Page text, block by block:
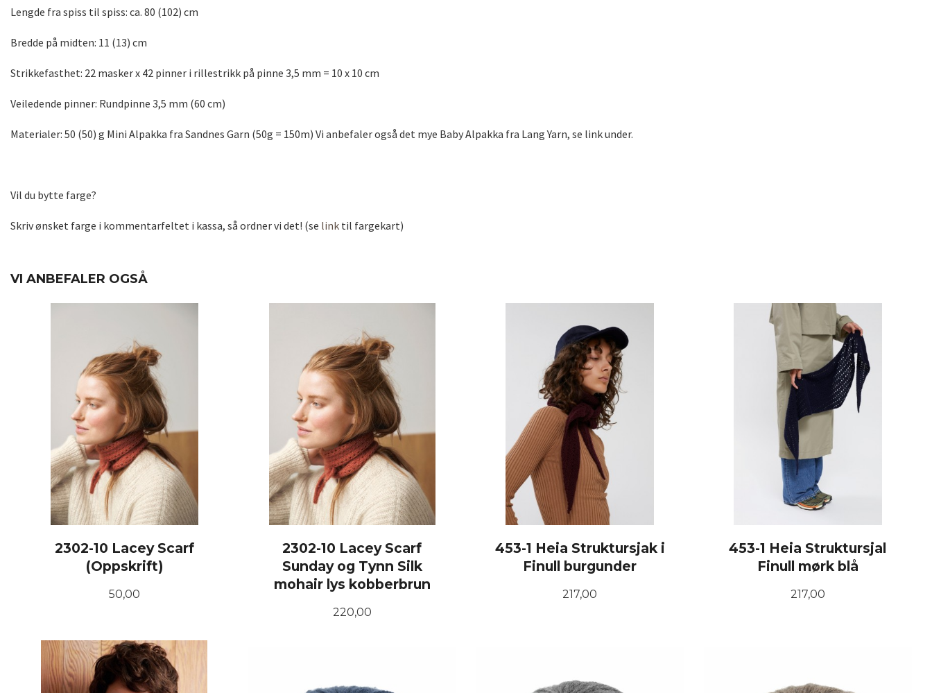
Lengde fra spiss til spiss: ca. 80 (102) cm
Bredde på midten: 11 (13) cm
Strikkefasthet: 22 masker x 42 pinner i rillestrikk på pinne 3,5 mm = 10 x 10 cm
Veiledende pinner: Rundpinne 3,5 mm (60 cm)
Materialer: 50 (50) g Mini Alpakka fra Sandnes Garn (50g = 150m) Vi anbefaler også det mye Baby Alpakka fra Lang Yarn, se link under.
Vil du bytte farge?
Skriv ønsket farge i kommentarfeltet i kassa, så ordner vi det! (se link til fargekart)
VI ANBEFALER OGSÅ
2302-10 Lacey Scarf
(Oppskrift)
Pris
50,00
KJØP
2302-10 Lacey Scarf
Sunday og Tynn Silk
mohair lys kobberbrun
Pris
220,00
453-1 Heia Struktursjak i
Finull burgunder
Pris
217,00
453-1 Heia Struktursjal
Finull mørk blå
Pris
217,00